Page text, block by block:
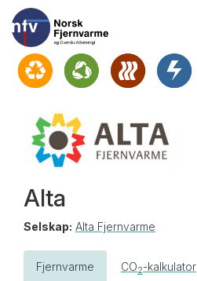
Alta
Selskap: Alta Fjernvarme
Fjernvarme CO2-kalkulator